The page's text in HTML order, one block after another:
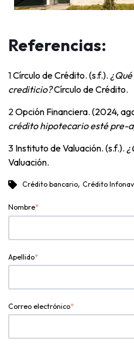
Referencias:
1Círculo de Crédito. (s.f.).
crediticio?Círculo de Crédito.
2Opción Financiera. (2024,
crédito hipotecario esté pre-
3 Instituto de Valuación. (s.f.).
Valuación.
Crédito bancario, Crédito
Nombre*
Apellido*
Correo electrónico*